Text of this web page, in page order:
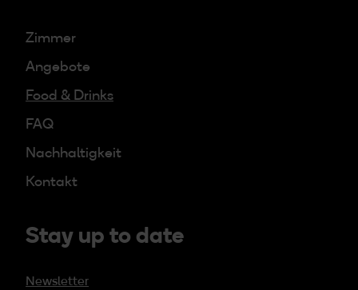
Zimmer
Angebote
Food & Drinks
FAQ
Nachhaltigkeit
Kontakt
Stay up to date
Newsletter